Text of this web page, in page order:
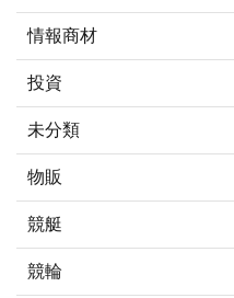
情報商材
投資
未分類
物販
競艇
競輪